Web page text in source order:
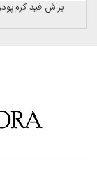
براش فید